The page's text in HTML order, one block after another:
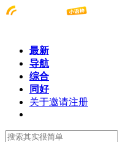
最新
导航
综合
同好
关于邀请注册